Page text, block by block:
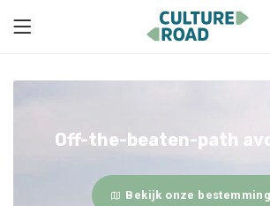
Off-the-beaten-path
Bekijk onze